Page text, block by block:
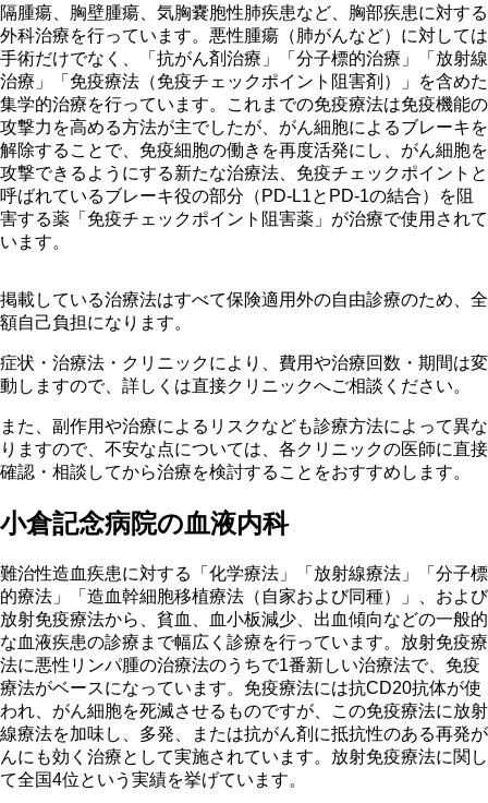
隔腫瘍、胸壁腫瘍、気胸嚢胞性肺疾患など、胸部疾患に対する
外科治療を行っています。悪性腫瘍（肺がんなど）に対しては
手術だけでなく、「抗がん剤治療」「分子標的治療」「放射線
治療」「免疫療法（免疫チェックポイント阻害剤）」を含めた
集学的治療を行っています。これまでの免疫療法は免疫機能の
攻撃力を高める方法が主でしたが、がん細胞によるブレーキを
解除することで、免疫細胞の働きを再度活発にし、がん細胞を
攻撃できるようにする新たな治療法、免疫チェックポイントと
呼ばれているブレーキ役の部分（PD-L1とPD-1の結合）を阻
害する薬「免疫チェックポイント阻害薬」が治療で使用されて
います。
掲載している治療法はすべて保険適用外の自由診療のため、全
額自己負担になります。
症状・治療法・クリニックにより、費用や治療回数・期間は変
動しますので、詳しくは直接クリニックへご相談ください。
また、副作用や治療によるリスクなども診療方法によって異な
りますので、不安な点については、各クリニックの医師に直接
確認・相談してから治療を検討することをおすすめします。
小倉記念病院の血液内科
難治性造血疾患に対する「化学療法」「放射線療法」「分子標
的療法」「造血幹細胞移植療法（自家および同種）」、および
放射免疫療法から、貧血、血小板減少、出血傾向などの一般的
な血液疾患の診療まで幅広く診療を行っています。放射免疫療
法に悪性リンパ腫の治療法のうちで1番新しい治療法で、免疫
療法がベースになっています。免疫療法には抗CD20抗体が使
われ、がん細胞を死滅させるものですが、この免疫療法に放射
線療法を加味し、多発、または抗がん剤に抵抗性のある再発が
んにも効く治療として実施されています。放射免疫療法に関し
て全国4位という実績を挙げています。